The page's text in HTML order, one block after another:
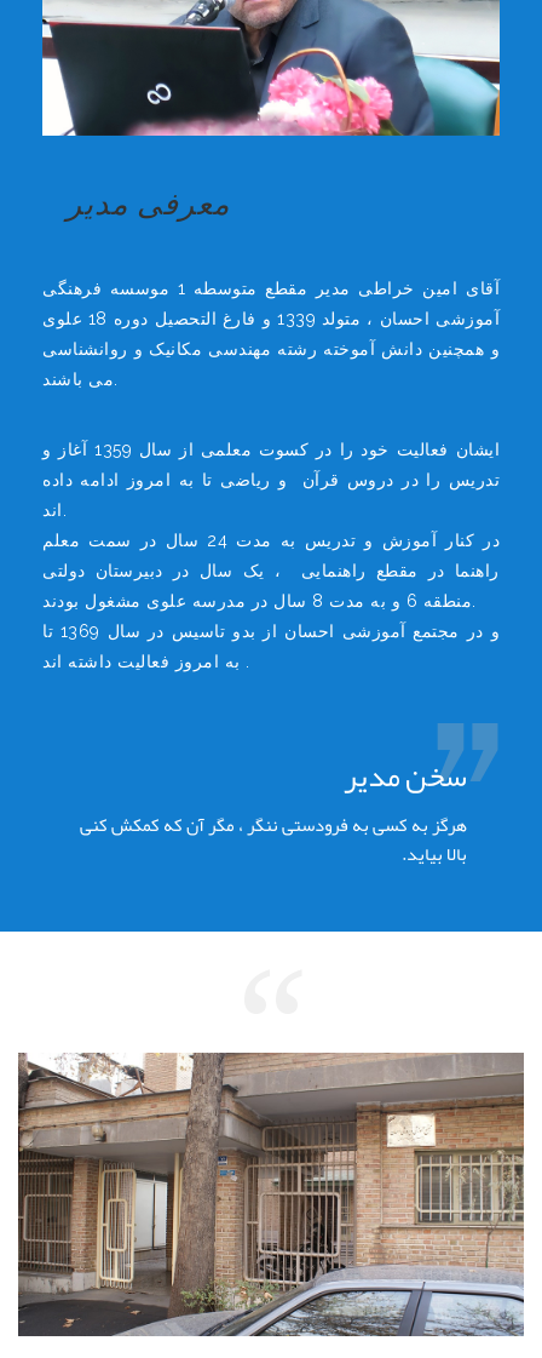
معرفی مدیر
آقای امین خراطی مدیر مقطع متوسطه 1 موسسه فرهنگی
آموزشی احسان ، متولد 1339 و فارغ التحصیل دوره 18 علوی
و همچنین دانش آموخته رشته مهندسی مکانیک و روانشناسی
ایشان فعالیت خود را در کسوت معلمی از سال 1359 آغاز و
تدریس را در دروس قرآن و ریاضی تا به امروز ادامه داده
در کنار آموزش و تدریس به مدت 24 سال در سمت معلم
راهنما در مقطع راهنمایی ، یک سال در دبیرستان دولتی
و در مجتمع آموزشی احسان از بدو تاسیس در سال 1369 تا
سخن مدیر
هرگز به کسی به فرودستی ننگر ، مگر آن که کمکش کنی
بالا بیاید.